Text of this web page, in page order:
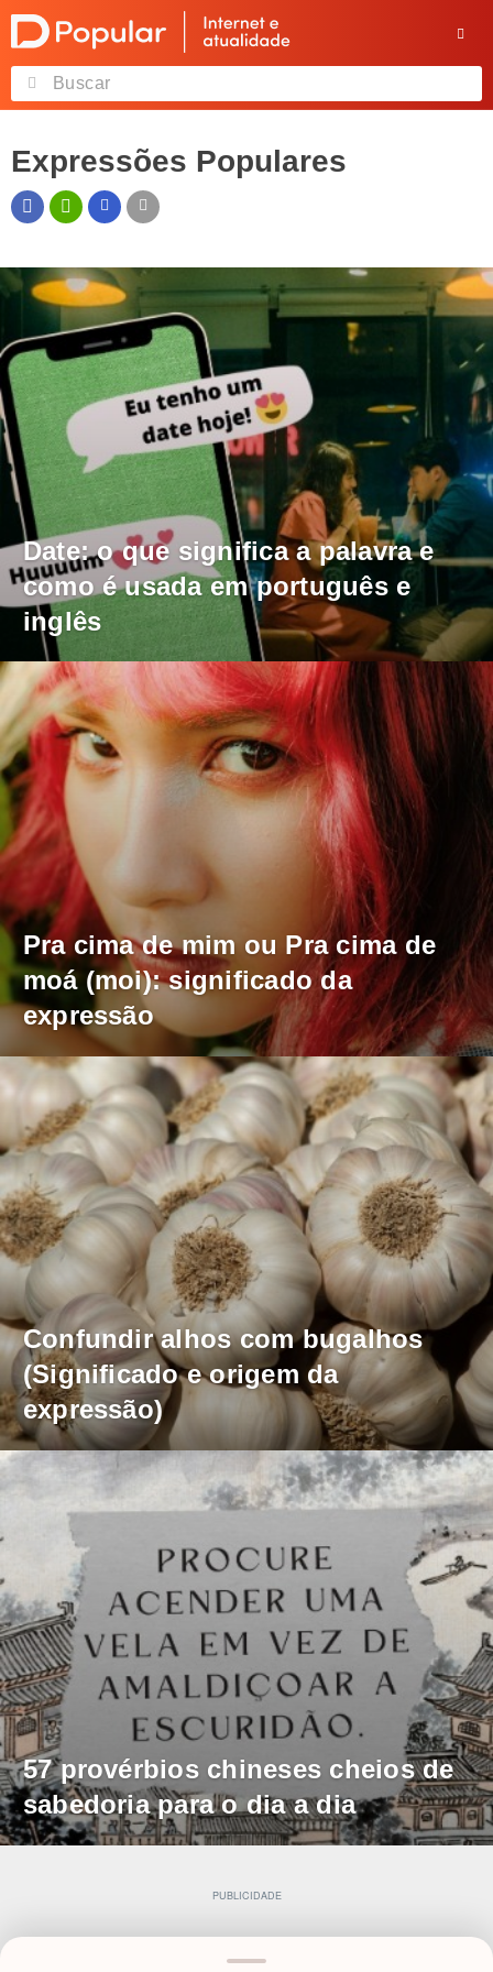
Expressões Populares
Date: o que significa a palavra e
como é usada em português e
inglês
Pra cima de mim ou Pra cima de
moá (moi): significado da
expressão
Confundir alhos com bugalhos
(Significado e origem da
expressão)
57 provérbios chineses cheios de
sabedoria para o dia a dia